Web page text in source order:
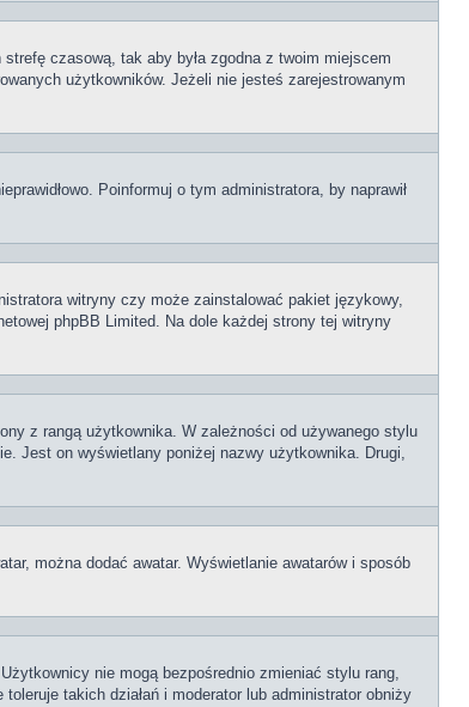
czasową, tak aby była zgodna z twoim miejscem
użytkowników. Jeżeli nie jesteś zarejestrowanym
Poinformuj o tym administratora, by naprawił
witryny czy może zainstalować pakiet językowy,
phpBB Limited. Na dole każdej strony tej witryny
z rangą użytkownika. W zależności od używanego stylu
Jest on wyświetlany poniżej nazwy użytkownika. Drugi,
można dodać awatar. Wyświetlanie awatarów i sposób
nie mogą bezpośrednio zmieniać stylu rang,
takich działań i moderator lub administrator obniży